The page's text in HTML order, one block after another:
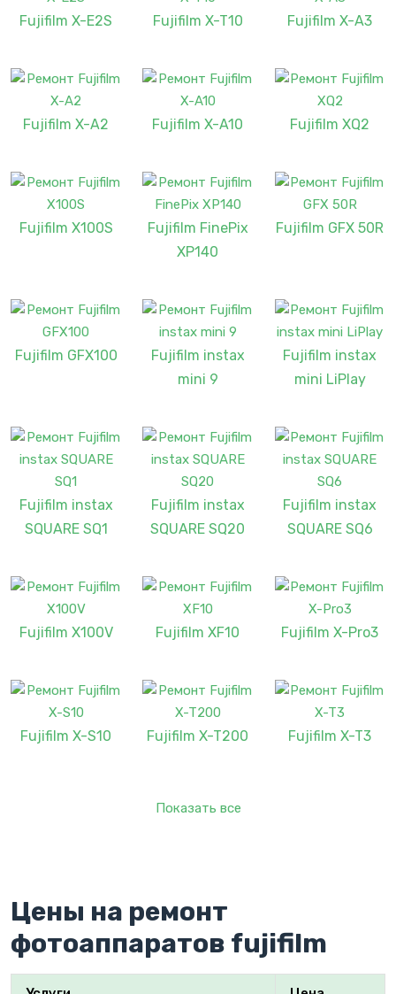
Fujifilm X-E2S Fujifilm X-T10 Fujifilm X-A3
Fujifilm X-A2 Fujifilm X-A10 Fujifilm XQ2
Fujifilm X100S
Fujifilm FinePix
XP140
Fujifilm GFX 50R
Fujifilm GFX100
Fujifilm instax
mini 9
Fujifilm instax
mini LiPlay
Fujifilm instax
SQUARE SQ1
Fujifilm instax
SQUARE SQ20
Fujifilm instax
SQUARE SQ6
Fujifilm X100V Fujifilm XF10 Fujifilm X-Pro3
Fujifilm X-S10 Fujifilm X-T200 Fujifilm X-T3
Показать все
Цены на ремонт
фотоаппаратов fujifilm